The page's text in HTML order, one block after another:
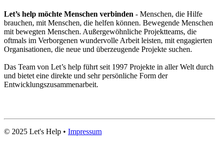
Let’s help möchte Menschen verbinden - Menschen, die Hilfe
brauchen, mit Menschen, die helfen können. Bewegende Menschen
mit bewegten Menschen. Außergewöhnliche Projektteams, die
oftmals im Verborgenen wundervolle Arbeit leisten, mit engagierten
Organisationen, die neue und überzeugende Projekte suchen.
Das Team von Let’s help führt seit 1997 Projekte in aller Welt durch
und bietet eine direkte und sehr persönliche Form der
Entwicklungszusammenarbeit.
© 2025 Let's Help • Impressum